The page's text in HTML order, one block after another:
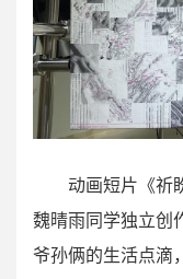
动画短片《祈
魏晴雨同学独立创
爷孙俩的生活点滴